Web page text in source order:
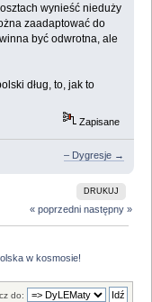
wynieść nieduży
zaadaptować do
być odwrotna, ale
dług, to, jak to
Zapisane
– Dygresje →
DRUKUJ
« poprzedni następny »
w kosmosie!
do: